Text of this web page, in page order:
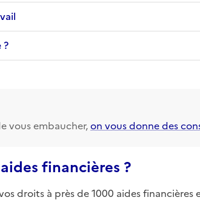
?
vous embaucher,on vous donne des
financières ?
droits à près de 1000 aides financières